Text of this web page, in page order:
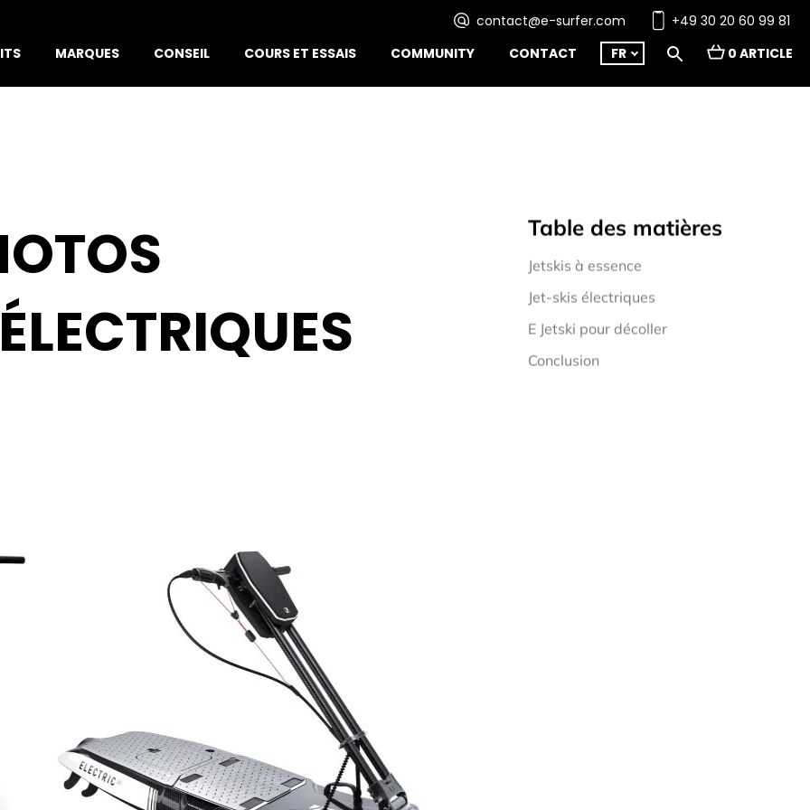
contact@e-surfer.com
+49 30 20 60 99 81
MARQUES CONSEIL COURS ET ESSAIS COMMUNITY CONTACT FR 0 ARTICLE
Table des matières
Jetskis à essence
Jet-skis électriques
E Jetski pour décoller
Conclusion